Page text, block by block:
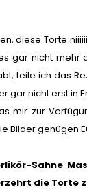
diese Torte
gar nicht mehr
teile ich das
gar nicht erst in
mir zur
Bilder genügen
Sahne
die Torte